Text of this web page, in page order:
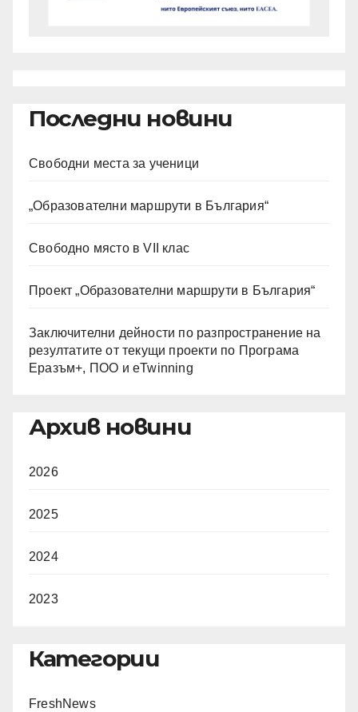
Последни новини
Свободни места за ученици
„Образователни маршрути в България“
Свободно място в VII клас
Проект „Образователни маршрути в България“
Заключителни дейности по разпространение на
резултатите от текущи проекти по Програма
Еразъм+, ПОО и eTwinning
Архив новини
2026
2025
2024
2023
Категории
FreshNews